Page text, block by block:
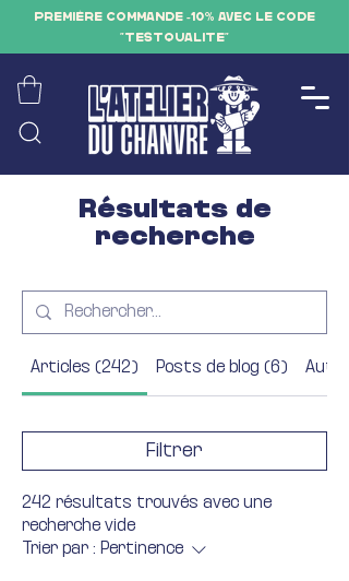
PREMIÈRE COMMANDE -10% AVEC LE CODE
"TESTQUALITE"
Résultats de
recherche
Articles (242) Posts de blog (6)
Filtrer
242 résultats trouvés avec une
recherche vide
Trier par : Pertinence